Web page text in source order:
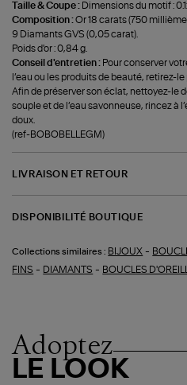
Taille & Coupe : Dimensions du motif :
Composition :Or 18 carats (750
9 Diamants GVS (0,05 carat).
Poids d'or : 0,84 g.
Conseil d'entretien : Pour conserver
l’eau ou les produits de beauté, retirez-
Afin de préserver son éclat, nettoyez-le
souple et de l’eau savonneuse, rincez à
doux.
(ref-BOBOBELLEGM)
LIVRAISON ET RETOUR
DISPONIBILITÉ BOUTIQUE
Collections similaires : BIJOUX -
FINS - DIAMANTS - BOUCLES
Adoptez
LE LOOK